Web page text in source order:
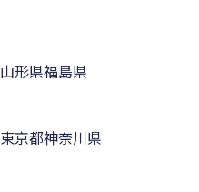
山形県福島県
東京都神奈川県